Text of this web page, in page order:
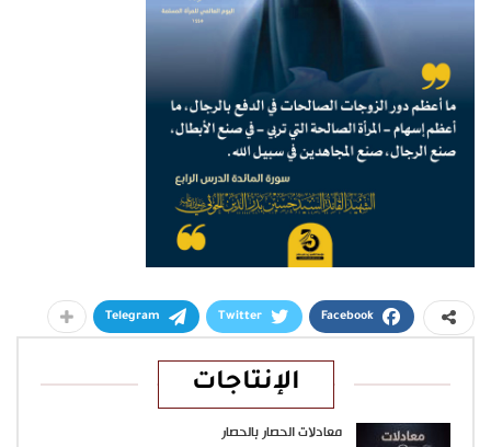
Facebook
Twitter
Telegram
الإنتاجات
معادلات الحصار بالحصار